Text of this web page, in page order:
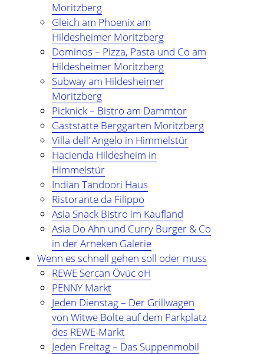
Beruflich beschäftige ich mich mit User Experience und
HMI-Design, entwickele Tools für das Projektcontrolling
und bin zur Zeit für Prozesse, Methoden und Tools
(PMT) im Compute Middleware Bereich bei der ETAS
GmbH verantwortlich.
In meiner Freizeit bin ich Blogger und Webdesigner und
begeistere mich für gute Technik, hilfreiche Tipps sowie
lesenswerte (Fach-) Bücher und Blogs.
Weitere Infos über mich könnt Ihr gerne auf meiner
"Über mich" Seitenachlesen.
Moritzberg
Gleich am Phoenix am
Hildesheimer Moritzberg
Dominos – Pizza, Pasta und Co am
Hildesheimer Moritzberg
Subway am Hildesheimer
Moritzberg
Picknick – Bistro am Dammtor
Gaststätte Berggarten Moritzberg
Villa dell‘ Angelo in Himmelstür
Hacienda Hildesheim in
Himmelstür
Indian Tandoori Haus
Ristorante da Filippo
Asia Snack Bistro im Kaufland
Asia Do Ahn und Curry Burger & Co
in der Arneken Galerie
Wenn es schnell gehen soll oder muss
REWE Sercan Övüc oH
PENNY Markt
Jeden Dienstag – Der Grillwagen
von Witwe Bolte auf dem Parkplatz
des REWE-Markt
Jeden Freitag – Das Suppenmobil